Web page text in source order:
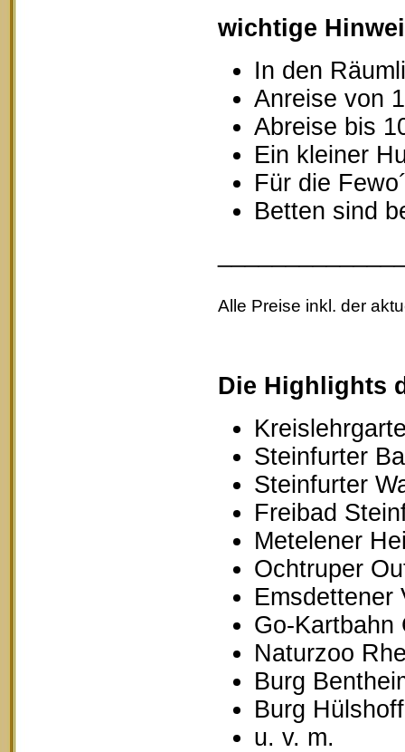
wichtige
In den
Anreise von
Abreise bis
Ein kleiner
Für die
Betten sind
Alle Preise inkl. der
Die Highlights
Steinfurter
Steinfurter
Freibad
Metelener
Ochtruper
Emsdettener
Go-Kartbahn
Naturzoo
Burg
Burg
u. v. m.